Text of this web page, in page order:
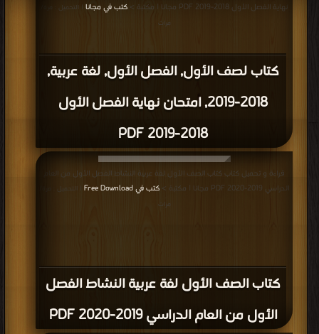
كتاب لصف الأول, الفصل الأول, لغة عربية,
2018-2019, امتحان نهاية الفصل الأول
2018-2019 PDF
نهاية الفصل الأول 2018-2019 PDF مجانا | مكتبة >
كتب في مجانا | التحميل : مرة/
مرات
كتاب الصف الأول لفة عربية النشاط الفصل
الأول من العام الدراسي 2019-2020 PDF
قراءة و تحميل كتاب كتاب الصف الأول لفة عربية النشاط الفصل الأول من العام
الدراسي 2019-2020 PDF مجانا | مكتبة >
كتب في Free Download
| التحميل : مرة/
مرات